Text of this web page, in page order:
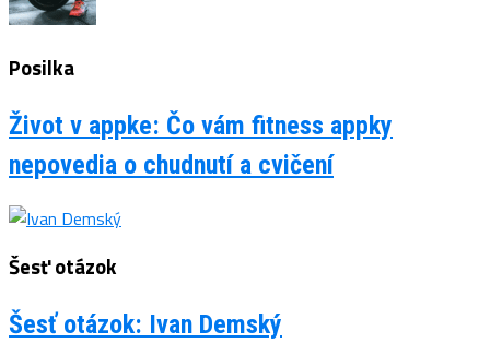
Posilka
Život v appke: Čo vám fitness appky
nepovedia o chudnutí a cvičení
Šesť otázok
Šesť otázok: Ivan Demský